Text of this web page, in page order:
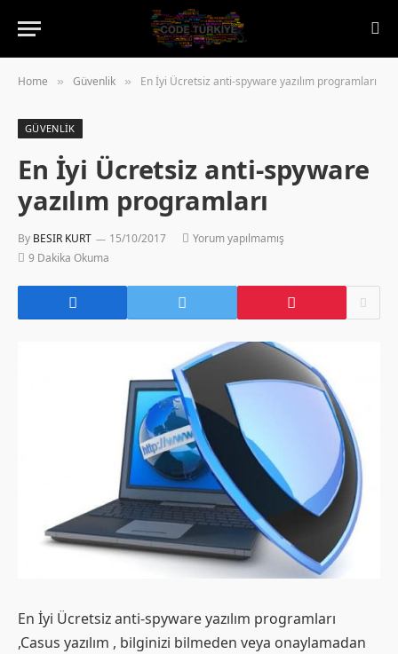
Home » Güvenlik » En İyi Ücretsiz anti-spyware yazılım programları
GÜVENLIK
En İyi Ücretsiz anti-spyware
yazılım programları
By BESIR KURT 15/10/2017
Yorum yapılmamış
9 Dakika Okuma
En İyi Ücretsiz anti-spyware yazılım programları
,Casus yazılım , bilginizi bilmeden veya onaylamadan